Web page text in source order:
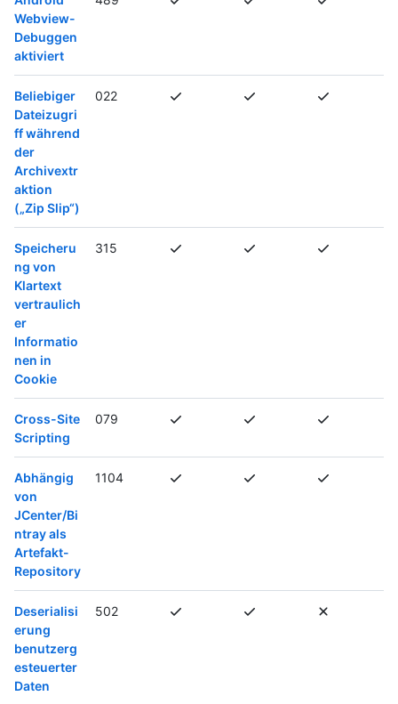
Webview-
Debuggen
aktiviert
Beliebiger
Dateizugri
ff während
der
Archivextr
aktion
(„Zip Slip“)
022
Speicheru
ng von
Klartext
vertraulich
er
Informatio
nen in
Cookie
315
Cross-Site
Scripting
079
Abhängig
von
JCenter/Bi
ntray als
Artefakt-
Repository
1104
Deserialisi
erung
benutzerg
esteuerter
Daten
502